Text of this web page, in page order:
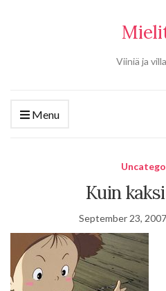
Viiniä ja
Menu
Kuin
September 23, 2007